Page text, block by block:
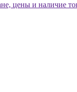
цены и наличие